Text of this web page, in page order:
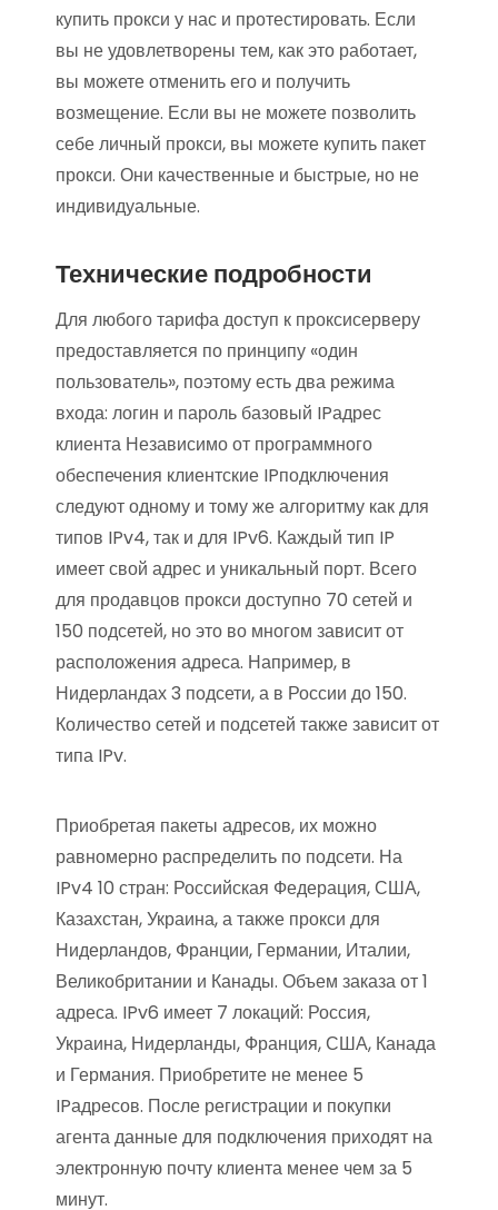
купить прокси у нас и протестировать. Если
вы не удовлетворены тем, как это работает,
вы можете отменить его и получить
возмещение. Если вы не можете позволить
себе личный прокси, вы можете купить пакет
прокси. Они качественные и быстрые, но не
индивидуальные.
Технические подробности
Для любого тарифа доступ к проксисерверу
предоставляется по принципу «один
пользователь», поэтому есть два режима
входа: логин и пароль базовый IPадрес
клиента Независимо от программного
обеспечения клиентские IPподключения
следуют одному и тому же алгоритму как для
типов IPv4, так и для IPv6. Каждый тип IP
имеет свой адрес и уникальный порт. Всего
для продавцов прокси доступно 70 сетей и
150 подсетей, но это во многом зависит от
расположения адреса. Например, в
Нидерландах 3 подсети, а в России до 150.
Количество сетей и подсетей также зависит от
типа IPv.
Приобретая пакеты адресов, их можно
равномерно распределить по подсети. На
IPv4 10 стран: Российская Федерация, США,
Казахстан, Украина, а также прокси для
Нидерландов, Франции, Германии, Италии,
Великобритании и Канады. Объем заказа от 1
адреса. IPv6 имеет 7 локаций: Россия,
Украина, Нидерланды, Франция, США, Канада
и Германия. Приобретите не менее 5
IPадресов. После регистрации и покупки
агента данные для подключения приходят на
электронную почту клиента менее чем за 5
минут.